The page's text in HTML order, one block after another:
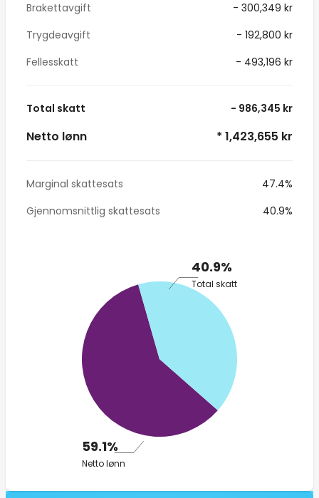
Brakettavgift
- 300,349 kr
Trygdeavgift
- 192,800 kr
Fellesskatt
- 493,196 kr
Total skatt - 986,345 kr
Netto lønn * 1,423,655 kr
Marginal skattesats
47.4%
Gjennomsnittlig skattesats
40.9%
40.9%
Total skatt
59.1%
Netto lønn